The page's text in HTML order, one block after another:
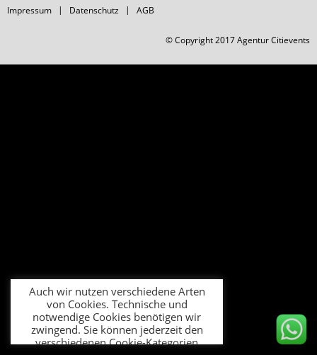
Impressum Datenschutz AGB
© Copyright 2017 Agentur Citievents
notwendige Cookies benötigen wir
zwingend. Sie können jederzeit den
verschiedenen Cookie-Kategorien
Ihre Zustimmung oder Ablehnung
erteilen oder nur ganz gezielt